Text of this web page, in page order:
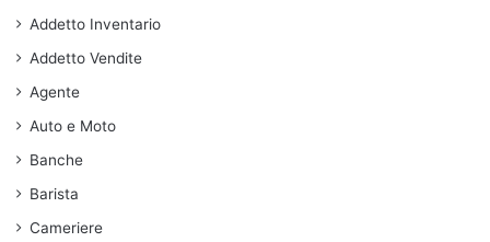
Addetto Inventario
Addetto Vendite
Agente
Auto e Moto
Banche
Barista
Cameriere